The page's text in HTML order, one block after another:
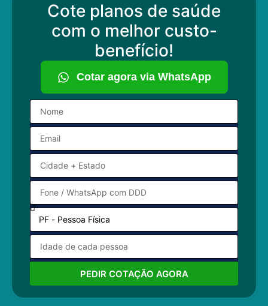
Cote planos de saúde
com o melhor custo-
benefício!
Cotar agora via WhatsApp
PEDIR COTAÇÃO AGORA